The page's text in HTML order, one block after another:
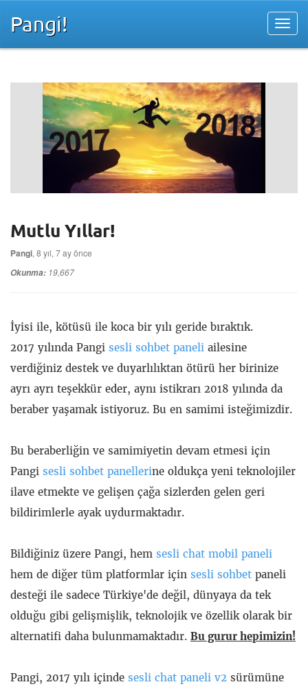
Pangi!
Mutlu Yıllar!
Pangi, 8 yıl, 7 ay önce
Okunma: 19,667
İyisi ile, kötüsü ile koca bir yılı geride bıraktık.
2017 yılında Pangi sesli sohbet paneli ailesine
verdiğiniz destek ve duyarlılıktan ötürü her birinize
ayrı ayrı teşekkür eder, aynı istikrarı 2018 yılında da
beraber yaşamak istiyoruz. Bu en samimi isteğimizdir.
Bu beraberliğin ve samimiyetin devam etmesi için
Pangi sesli sohbet panellerine oldukça yeni teknolojiler
ilave etmekte ve gelişen çağa sizlerden gelen geri
bildirimlerle ayak uydurmaktadır.
Bildiğiniz üzere Pangi, hem sesli chat mobil paneli
hem de diğer tüm platformlar için sesli sohbet paneli
desteği ile sadece Türkiye'de değil, dünyaya da tek
olduğu gibi gelişmişlik, teknolojik ve özellik olarak bir
alternatifi daha bulunmamaktadır. Bu gurur hepimizin!
Pangi, 2017 yılı içinde sesli chat paneli v2 sürümüne